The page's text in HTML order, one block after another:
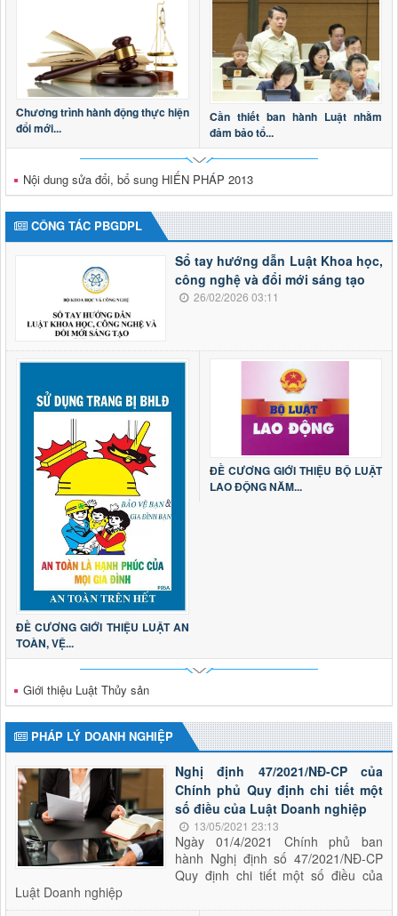
Chương trình hành động thực hiện
đổi mới...
Cần thiết ban hành Luật nhằm
đảm bảo tổ...
Nội dung sửa đổi, bổ sung HIẾN PHÁP 2013
CÔNG TÁC PBGDPL
Sổ tay hướng dẫn Luật Khoa học,
công nghệ và đổi mới sáng tạo
26/02/2026 03:11
ĐỀ CƯƠNG GIỚI THIỆU LUẬT AN
TOÀN, VỆ...
ĐỀ CƯƠNG GIỚI THIỆU BỘ LUẬT
LAO ĐỘNG NĂM...
Giới thiệu Luật Thủy sản
PHÁP LÝ DOANH NGHIỆP
Nghị định 47/2021/NĐ-CP của
Chính phủ Quy định chi tiết một
số điều của Luật Doanh nghiệp
13/05/2021 23:13
Ngày 01/4/2021 Chính phủ ban
hành Nghị định số 47/2021/NĐ-CP
Quy định chi tiết một số điều của
Luật Doanh nghiệp